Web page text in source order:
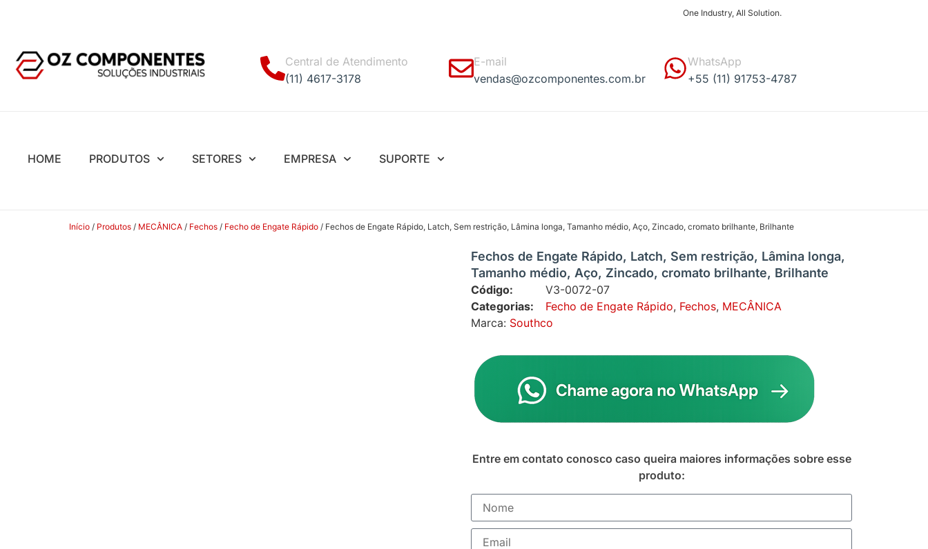
One Industry, All Solution.
Central de Atendimento
(11) 4617-3178
E-mail
vendas@ozcomponentes.com.br
WhatsApp
+55 (11) 91753-4787
HOME PRODUTOS SETORES EMPRESA SUPORTE
Início / Produtos / MECÂNICA / Fechos / Fecho de Engate Rápido / Fechos de Engate Rápido, Latch, Sem restrição, Lâmina longa, Tamanho médio, Aço, Zincado, cromato brilhante, Brilhante
Fechos de Engate Rápido, Latch, Sem restrição, Lâmina longa,
Tamanho médio, Aço, Zincado, cromato brilhante, Brilhante
Código:
V3-0072-07
Categorias:
Fecho de Engate Rápido, Fechos, MECÂNICA
Marca: Southco
Entre em contato conosco caso queira maiores informações sobre esse
produto: